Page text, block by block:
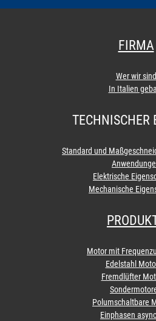
FIRMA
Wer wir sind
In Italien
TECHNISCHER
Standard und
Elektrische
Mechanische
Motor mit
Edelstahl
Fremdlüfter
Polumschaltbare
Einphasen